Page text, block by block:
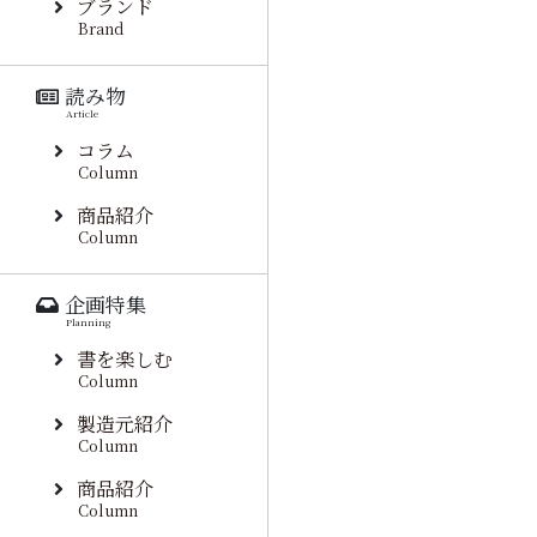
ブランド
Brand
読み物
Article
コラム
Column
商品紹介
Column
企画特集
Planning
書を楽しむ
Column
製造元紹介
Column
商品紹介
Column